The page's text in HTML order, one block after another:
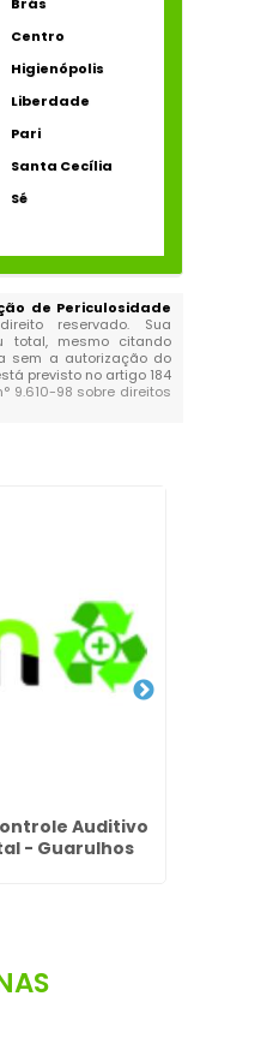
Centro
Higienópolis
Liberdade
Pari
Santa Cecília
Sé
de Periculosidade
reservado. Sua
total, mesmo citando
sem a autorização do
previsto no artigo 184
9.610-98 sobre direitos
Auditivo
- Guarulhos